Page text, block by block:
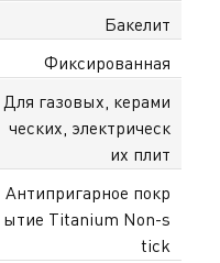
Бакелит
Фиксированная
Для газовых, керами
ческих, электрическ
их плит
Антипригарное покр
ытие Titanium Non-s
tick